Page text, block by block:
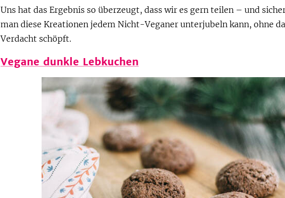
Uns hat das Ergebnis so überzeugt, dass wir es gern teilen – und
man diese Kreationen jedem Nicht-Veganer unterjubeln kann, ohne
Verdacht schöpft.
Vegane dunkle Lebkuchen